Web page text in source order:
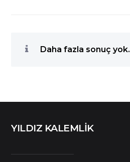
Daha fazla sonuç yok.
YILDIZ KALEMLİK